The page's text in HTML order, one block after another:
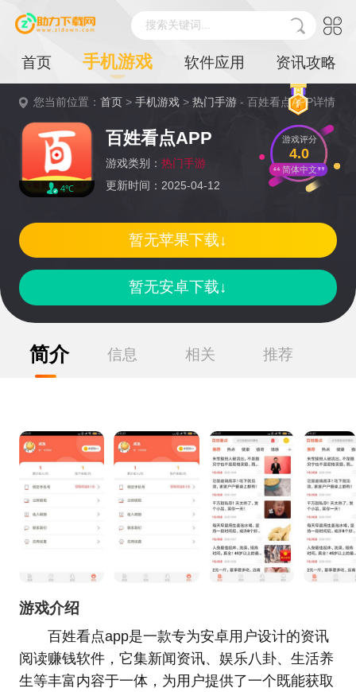
搜索关键词...
首页 手机游戏 软件应用 资讯攻略
您当前位置：首页 >手机游戏 >热门手游 - 百姓看点APP详情
4℃
百姓看点APP
游戏类别： 热门手游
更新时间：2025-04-12
游戏评分
4.0
简体中文
暂无安卓下载↓
暂无苹果下载↓
简介 信息 相关 推荐
游戏介绍
百姓看点app是一款专为安卓用户设计的资讯
阅读赚钱软件，它集新闻资讯、娱乐八卦、生活养
生等丰富内容于一体，为用户提供了一个既能获取